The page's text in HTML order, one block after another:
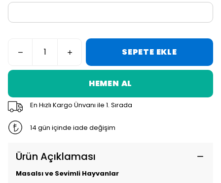
SEPETE EKLE
HEMEN AL
En Hızlı Kargo Ünvanı ile 1. Sırada
14 gün içinde iade değişim
Ürün Açıklaması
Masalsı ve Sevimli Hayvanlar